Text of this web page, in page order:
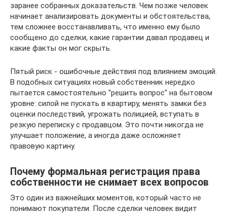
заранее собранных доказательств. Чем позже человек
начинает анализировать документы и обстоятельства,
тем сложнее восстанавливать, что именно ему было
сообщено до сделки, какие гарантии давал продавец и
какие факты он мог скрыть.
Пятый риск - ошибочные действия под влиянием эмоций.
В подобных ситуациях новый собственник нередко
пытается самостоятельно "решить вопрос" на бытовом
уровне: силой не пускать в квартиру, менять замки без
оценки последствий, угрожать полицией, вступать в
резкую переписку с продавцом. Это почти никогда не
улучшает положение, а иногда даже осложняет
правовую картину.
Почему формальная регистрация права
собственности не снимает всех вопросов
Это один из важнейших моментов, который часто не
понимают покупатели. После сделки человек видит